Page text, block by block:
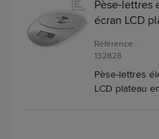
Pèse-lettres
écran LCD
Référence :
132828
Pèse-lettres
LCD plateau